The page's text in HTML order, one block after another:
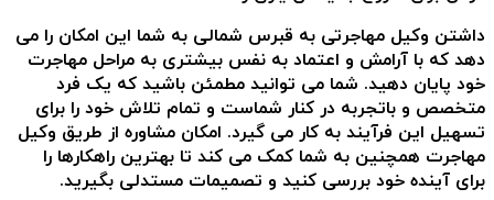
داشتن وکیل مهاجرتی به قبرس شمالی به شما این امکان را می
دهد که با آرامش و اعتماد به نفس بیشتری به مراحل مهاجرت
خود پایان دهید. شما می توانید مطمئن باشید که یک فرد
متخصص و باتجربه در کنار شماست و تمام تلاش خود را برای
تسهیل این فرآیند به کار می گیرد. امکان مشاوره از طریق وکیل
مهاجرت همچنین به شما کمک می کند تا بهترین راهکارها را
برای آینده خود بررسی کنید و تصمیمات مستدلی بگیرید.